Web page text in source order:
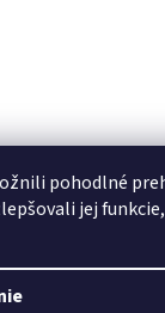
pohodlné
jej